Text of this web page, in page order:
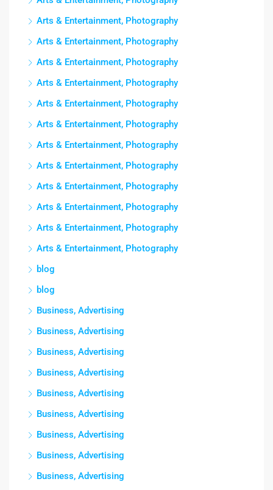
Arts & Entertainment, Photography
Arts & Entertainment, Photography
Arts & Entertainment, Photography
Arts & Entertainment, Photography
Arts & Entertainment, Photography
Arts & Entertainment, Photography
Arts & Entertainment, Photography
Arts & Entertainment, Photography
Arts & Entertainment, Photography
Arts & Entertainment, Photography
Arts & Entertainment, Photography
Arts & Entertainment, Photography
blog
blog
Business, Advertising
Business, Advertising
Business, Advertising
Business, Advertising
Business, Advertising
Business, Advertising
Business, Advertising
Business, Advertising
Business, Advertising